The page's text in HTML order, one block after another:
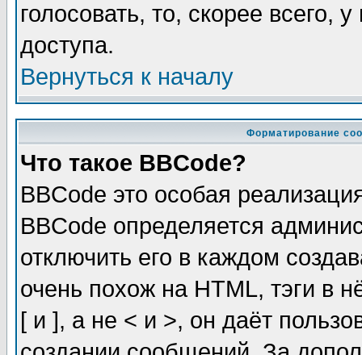
голосовать, то, скорее всего,
доступа.
Вернуться к началу
Форматирование
Что такое BBCode?
BBCode это особая
BBCode определяется
отключить его в каждом
очень похож на HTML, тэги в
[ и ], а не < и >, он даёт